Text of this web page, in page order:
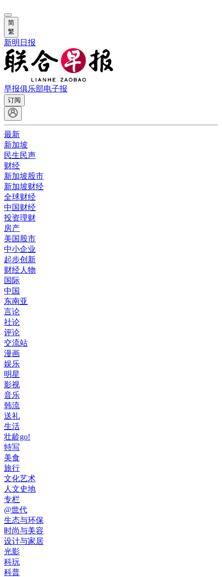
简
繁
新明日报
早报俱乐部电子报
订阅
最新
新加坡
民生民声
财经
新加坡股市
新加坡财经
全球财经
中国财经
投资理财
房产
美国股市
中小企业
起步创新
财经人物
国际
中国
东南亚
言论
社论
评论
交流站
漫画
娱乐
明星
影视
音乐
韩流
送礼
生活
壮龄go!
特写
美食
旅行
文化艺术
人文史地
专栏
@世代
生态与环保
时尚与美容
设计与家居
光影
科玩
科普